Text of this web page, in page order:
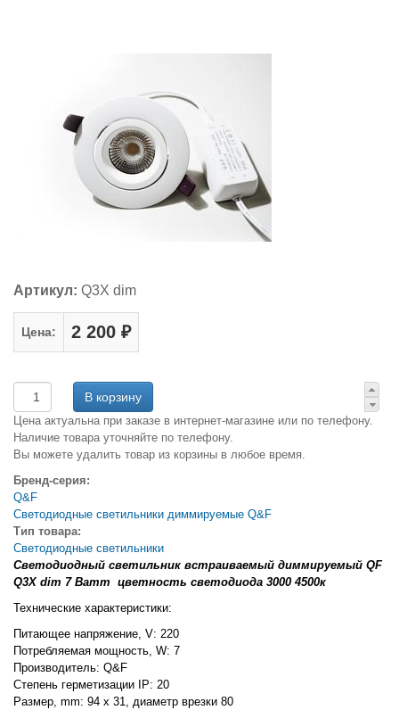
Артикул: Q3X dim
Цена: 2 200 ₽
Цена актуальна при заказе в интернет-магазине или по телефону.
Наличие товара уточняйте по телефону.
Вы можете удалить товар из корзины в любое время.
Бренд-серия:
Q&F
Светодиодные светильники диммируемые Q&F
Тип товара:
Светодиодные светильники
Светодиодный светильник встраиваемый диммируемый QF
Q3X dim 7 Ватт цветность светодиода 3000 4500к
Технические характеристики:
Питающее напряжение, V: 220
Потребляемая мощность, W: 7
Производитель: Q&F
Степень герметизации IP: 20
Размер, mm: 94 х 31, диаметр врезки 80